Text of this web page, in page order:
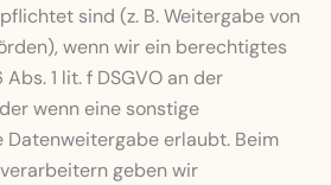
sind (z. B. Weitergabe von
wenn wir ein berechtigtes
1 lit. f DSGVO an der
wenn eine sonstige
Datenweitergabe erlaubt. Beim
geben wir